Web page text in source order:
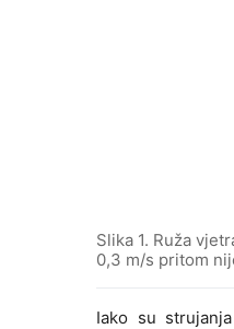
Slika 1. Ruža
0,3 m/s pritom
Iako su